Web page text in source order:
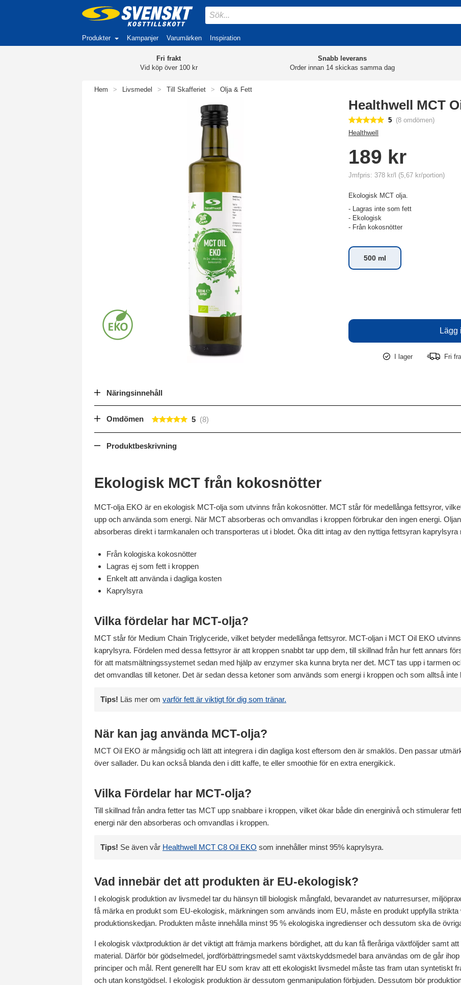
Produkter Kampanjer Varumärken Inspiration
Fri frakt
Vid köp över 100 kr
Snabb leverans
Order innan 14 skickas samma dag
Hem > Livsmedel > Till Skafferiet > Olja & Fett
Healthwell MCT
5 (8 omdömen)
Healthwell
189 kr
Jmfpris: 378 kr/l (5,67 kr/portion)
Ekologisk MCT olja.
- Lagras inte som fett
- Ekologisk
- Från kokosnötter
500 ml
I lager Fri
Näringsinnehåll
Omdömen 5
Produktbeskrivning
Ekologisk MCT från kokosnötter
MCT-olja EKO är en ekologisk MCT-olja som utvinns från kokosnötter. MCT står för medellånga fettsyror,
upp och använda som energi. När MCT absorberas och omvandlas i kroppen förbrukar den ingen energi.
absorberas direkt i tarmkanalen och transporteras ut i blodet. Öka ditt intag av den nyttiga fettsyran kaprylsyra
Från kologiska kokosnötter
Lagras ej som fett i kroppen
Enkelt att använda i dagliga kosten
Kaprylsyra
Vilka fördelar har MCT-olja?
MCT står för Medium Chain Triglyceride, vilket betyder medellånga fettsyror. MCT-oljan i MCT Oil EKO
kaprylsyra. Fördelen med dessa fettsyror är att kroppen snabbt tar upp dem, till skillnad från hur fett annars
för att matsmältningssystemet sedan med hjälp av enzymer ska kunna bryta ner det. MCT tas upp i tarmen
det omvandlas till ketoner. Det är sedan dessa ketoner som används som energi i kroppen och som alltså
Tips! Läs mer om varför fett är viktigt för dig som tränar.
När kan jag använda MCT-olja?
MCT Oil EKO är mångsidig och lätt att integrera i din dagliga kost eftersom den är smaklös. Den passar
över sallader. Du kan också blanda den i ditt kaffe, te eller smoothie för en extra energikick.
Vilka Fördelar har MCT-olja?
Till skillnad från andra fetter tas MCT upp snabbare i kroppen, vilket ökar både din energinivå och stimulerar
energi när den absorberas och omvandlas i kroppen.
Tips! Se även vår Healthwell MCT C8 Oil EKO som innehåller minst 95% kaprylsyra.
Vad innebär det att produkten är EU-ekologisk?
I ekologisk produktion av livsmedel tar du hänsyn till biologisk mångfald, bevarandet av naturresurser,
få märka en produkt som EU-ekologisk, märkningen som används inom EU, måste en produkt uppfylla strikta
produktionskedjan. Produkten måste innehålla minst 95 % ekologiska ingredienser och dessutom ska de
I ekologisk växtproduktion är det viktigt att främja markens bördighet, att du kan få fleråriga växtföljder samt
material. Därför bör gödselmedel, jordförbättringsmedel samt växtskyddsmedel bara användas om de går
principer och mål. Rent generellt har EU som krav att ett ekologiskt livsmedel måste tas fram utan syntetiskt
och utan konstgödsel. I ekologisk produktion är dessutom genmanipulation förbjuden. Dessutom bör